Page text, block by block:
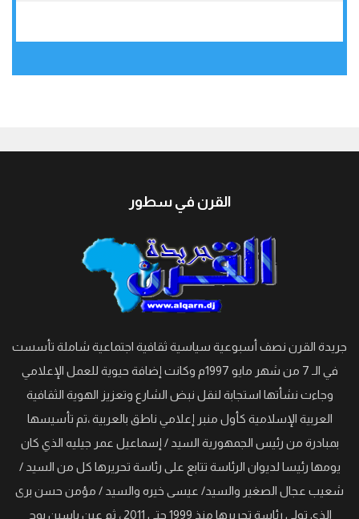
القرن في سطور
جريدة القرن نصف أسبوعية سياسية ثقافية اجتماعية شاملة تأسست
في الـ 7 من شهر مايو 1997م وكانت إضافة حيوية للعمل الإعلامي
وجاءت نشأتها استجابة لنقل نبض الشارع وتعزيز الهوية الثقافية
العربية الإسلامية كأول منبر إعلامي ناطق بالعربية ،تم تأسيسها
بمبادرة من رئيس الجمهورية السيد / إسماعيل عمر جيليه الذي كان
يومها رئيسا لديوان الرئاسة تتابع على رئاسة تحريرها كل من السيد /
شعيب عجال الصغير والسيد/ عيسى خيره والسيد / مؤمن حسن برى
الذي تولى رئاسة تحريرها منذ 1999 حتى 2011 ، ثم عين ياسين بوح